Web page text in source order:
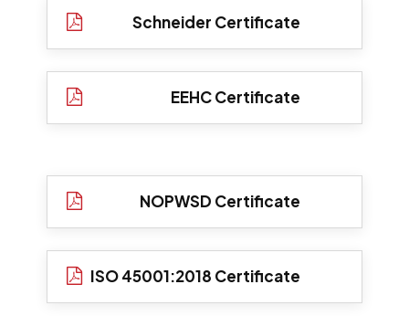
Schneider Certificate
EEHC Certificate
NOPWSD Certificate
ISO 45001:2018 Certificate